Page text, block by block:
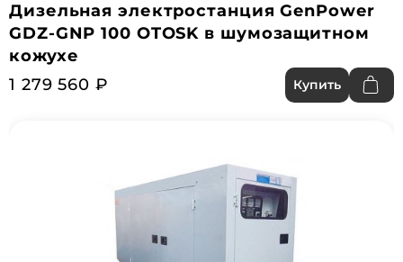
Дизельная электростанция GenPower
GDZ-GNP 100 OTOSK в шумозащитном
кожухе
1 279 560 ₽
Купить